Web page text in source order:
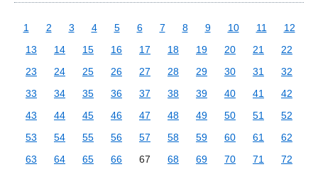
1 2 3 4 5 6 7 8 9 10 11
12
13
14 15 16 17 18 19 20 21
22
23
24 25 26 27 28 29 30 31
32
33
34 35 36 37 38 39 40 41
42
43
44 45 46 47 48 49 50 51
52
53
54 55 56 57 58 59 60 61
62
63
64 65 66 67 68 69 70 71
72